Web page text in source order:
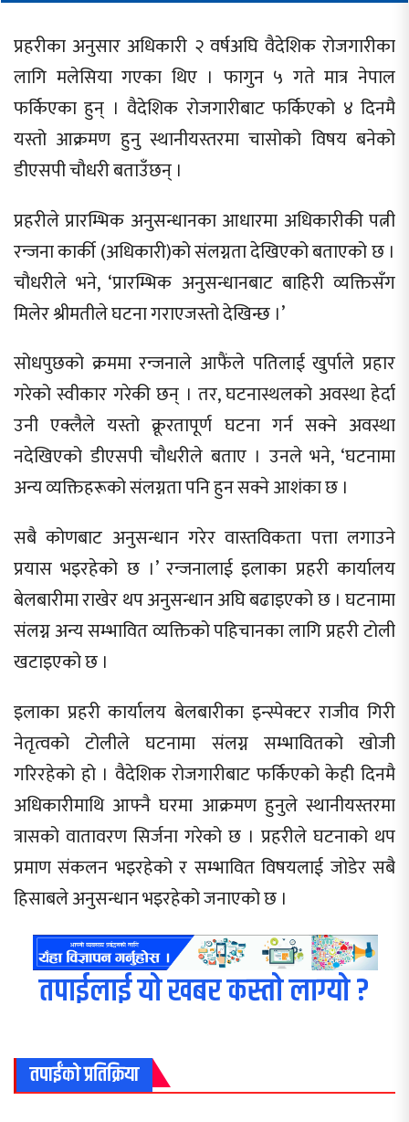
प्रहरीका अनुसार अधिकारी २ वर्षअघि वैदेशिक रोजगारीका
लागि मलेसिया गएका थिए । फागुन ५ गते मात्र नेपाल
फर्किएका हुन् । वैदेशिक रोजगारीबाट फर्किएको ४ दिनमै
यस्तो आक्रमण हुनु स्थानीयस्तरमा चासोको विषय बनेको
डीएसपी चौधरी बताउँछन् ।
प्रहरीले प्रारम्भिक अनुसन्धानका आधारमा अधिकारीकी पत्नी
रन्जना कार्की (अधिकारी)को संलग्नता देखिएको बताएको छ ।
चौधरीले भने, ‘प्रारम्भिक अनुसन्धानबाट बाहिरी व्यक्तिसँग
मिलेर श्रीमतीले घटना गराएजस्तो देखिन्छ ।’
सोधपुछको क्रममा रन्जनाले आफैंले पतिलाई खुर्पाले प्रहार
गरेको स्वीकार गरेकी छन् । तर, घटनास्थलको अवस्था हेर्दा
उनी एक्लैले यस्तो क्रूरतापूर्ण घटना गर्न सक्ने अवस्था
नदेखिएको डीएसपी चौधरीले बताए । उनले भने, ‘घटनामा
अन्य व्यक्तिहरूको संलग्नता पनि हुन सक्ने आशंका छ ।
सबै कोणबाट अनुसन्धान गरेर वास्तविकता पत्ता लगाउने
प्रयास भइरहेको छ ।’ रन्जनालाई इलाका प्रहरी कार्यालय
बेलबारीमा राखेर थप अनुसन्धान अघि बढाइएको छ । घटनामा
संलग्न अन्य सम्भावित व्यक्तिको पहिचानका लागि प्रहरी टोली
खटाइएको छ ।
इलाका प्रहरी कार्यालय बेलबारीका इन्स्पेक्टर राजीव गिरी
नेतृत्वको टोलीले घटनामा संलग्न सम्भावितको खोजी
गरिरहेको हो । वैदेशिक रोजगारीबाट फर्किएको केही दिनमै
अधिकारीमाथि आफ्नै घरमा आक्रमण हुनुले स्थानीयस्तरमा
त्रासको वातावरण सिर्जना गरेको छ । प्रहरीले घटनाको थप
प्रमाण संकलन भइरहेको र सम्भावित विषयलाई जोडेर सबै
हिसाबले अनुसन्धान भइरहेको जनाएको छ ।
तपाईलाई यो खबर कस्तो लाग्यो ?
तपाईंको प्रतिक्रिया